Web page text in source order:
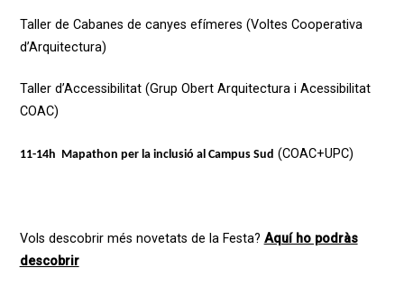
Taller de Cabanes de canyes efímeres (Voltes Cooperativa
d’Arquitectura)
Taller d’Accessibilitat (Grup Obert Arquitectura i Acessibilitat
COAC)
11-14h Mapathon per la inclusió al Campus Sud (COAC+UPC)
Vols descobrir més novetats de la Festa? Aquí ho podràs
descobrir